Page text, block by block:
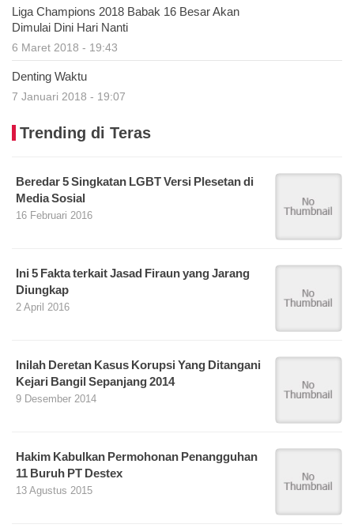
Liga Champions 2018 Babak 16 Besar Akan
Dimulai Dini Hari Nanti
6 Maret 2018 - 19:43
Denting Waktu
7 Januari 2018 - 19:07
Trending di Teras
Beredar 5 Singkatan LGBT Versi Plesetan di
Media Sosial
16 Februari 2016
Ini 5 Fakta terkait Jasad Firaun yang Jarang
Diungkap
2 April 2016
Inilah Deretan Kasus Korupsi Yang Ditangani
Kejari Bangil Sepanjang 2014
9 Desember 2014
Hakim Kabulkan Permohonan Penangguhan
11 Buruh PT Destex
13 Agustus 2015